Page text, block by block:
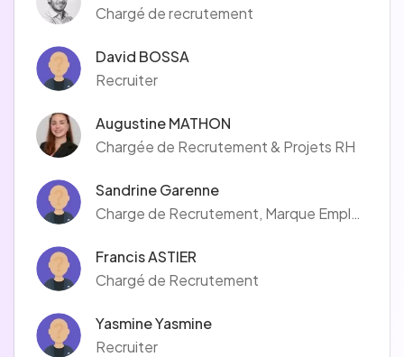
Chargé de recrutement
David BOSSA
Recruiter
Augustine MATHON
Chargée de Recrutement & Projets RH
Sandrine Garenne
Charge de Recrutement, Marque Employeur
Francis ASTIER
Chargé de Recrutement
Yasmine Yasmine
Recruiter